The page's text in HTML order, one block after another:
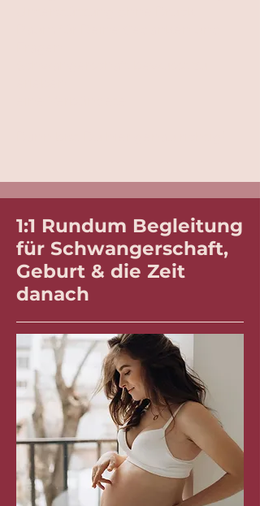
1:1 Rundum Begleitung
für Schwangerschaft,
Geburt & die Zeit
danach